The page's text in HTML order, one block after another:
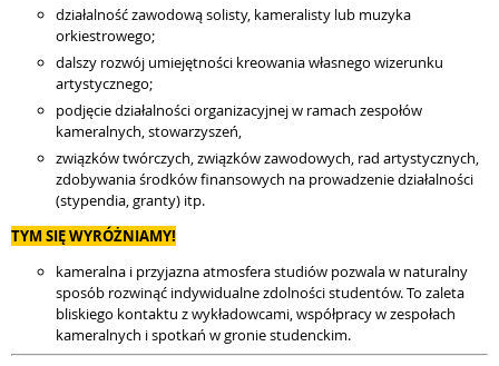
działalność zawodową solisty, kameralisty lub muzyka
orkiestrowego;
dalszy rozwój umiejętności kreowania własnego wizerunku
artystycznego;
podjęcie działalności organizacyjnej w ramach zespołów
kameralnych, stowarzyszeń,
związków twórczych, związków zawodowych, rad artystycznych,
zdobywania środków finansowych na prowadzenie działalności
(stypendia, granty) itp.
TYM SIĘ WYRÓŻNIAMY!
kameralna i przyjazna atmosfera studiów pozwala w naturalny
sposób rozwinąć indywidualne zdolności studentów. To zaleta
bliskiego kontaktu z wykładowcami, współpracy w zespołach
kameralnych i spotkań w gronie studenckim.